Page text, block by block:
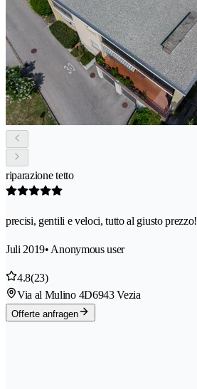
riparazione tetto
precisi, gentili e veloci, tutto al giusto prezzo!
Juli 2019• Anonymous user
4.8(23)
Via al Mulino 4D6943 Vezia
Offerte anfragen